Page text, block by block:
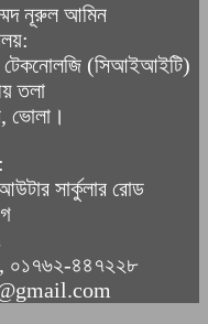
নূরুল আমিন
টেকনোলজি (সিআইআইটি)
তলা
ভোলা।
সার্কুলার রোড
০১৭৬২-৪৪৭২২৮